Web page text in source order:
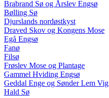
Brabrand Sø og Årslev Engsø
Bølling Sø
Djurslands nordøstkyst
Draved Skov og Kongens Mose
Egå Engsø
Fanø
Filsø
Frøslev Mose og Plantage
Gammel Hviding Engsø
Geddal Enge og Sønder Lem Vig
Hald Sø